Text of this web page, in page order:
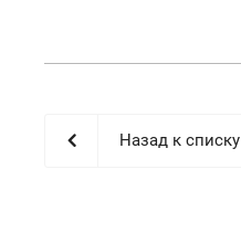
Назад к списку